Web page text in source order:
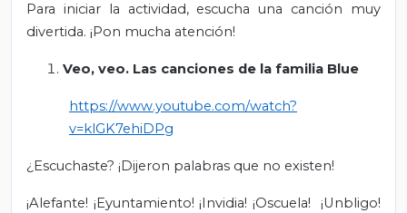
Para iniciar la actividad, escucha una canción muy
divertida. ¡Pon mucha atención!
Veo, veo. Las canciones de la familia Blue
https://www.youtube.com/watch?
v=klGK7ehiDPg
¿Escuchaste? ¡Dijeron palabras que no existen!
¡Alefante! ¡Eyuntamiento! ¡Invidia! ¡Oscuela! ¡Unbligo!